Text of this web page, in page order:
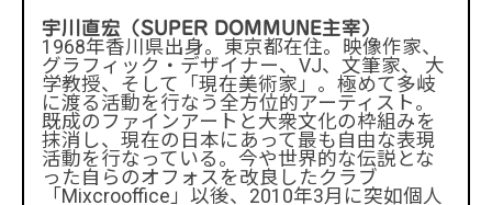
宇川直宏（SUPER DOMMUNE主宰）
1968年香川県出身。東京都在住。映像作家、
グラフィック・デザイナー、VJ、文筆家、 大
学教授、そして「現在美術家」。極めて多岐
に渡る活動を行なう全方位的アーティスト。
既成のファインアートと大衆文化の枠組みを
抹消し、現在の日本にあって最も自由な表現
活動を行なっている。今や世界的な伝説とな
った自らのオフォスを改良したクラブ
「Mixcrooffice」以後、2010年3月に突如個人